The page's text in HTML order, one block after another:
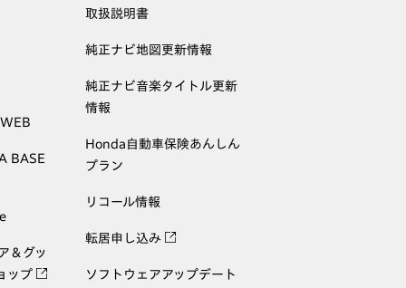
BASE
＆グッ
ップ
取扱説明書
純正ナビ地図更新情報
純正ナビ音楽タイトル更新
情報
Honda自動車保険あんしん
プラン
リコール情報
転居申し込み
ソフトウェアアップデート